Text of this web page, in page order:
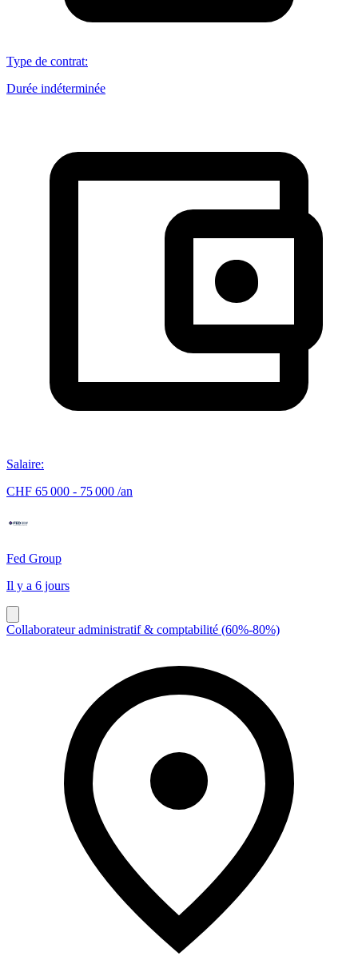
Type de contrat:
Durée indéterminée
Salaire:
CHF 65 000 - 75 000 /an
Fed Group
Il y a 6 jours
Collaborateur administratif & comptabilité (60%-80%)